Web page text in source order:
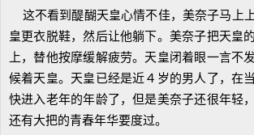
这不看到醍醐天皇心情不佳，美奈子马上
皇更衣脱鞋，然后让他躺下。美奈子把天皇
上，替他按摩缓解疲劳。天皇闭着眼一言不
候着天皇。天皇已经是近４岁的男人了，在
快进入老年的年龄了，但是美奈子还很年轻
还有大把的青春年华要度过。